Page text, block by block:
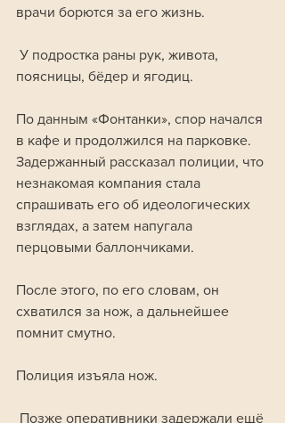
врачи борются за его жизнь.
поясницы, бёдер и ягодиц.
По данным «Фонтанки», спор начался
в кафе и продолжился на парковке.
Задержанный рассказал полиции, что
незнакомая компания стала
спрашивать его об идеологических
взглядах, а затем напугала
перцовыми баллончиками.
После этого, по его словам, он
схватился за нож, а дальнейшее
помнит смутно.
Полиция изъяла нож.